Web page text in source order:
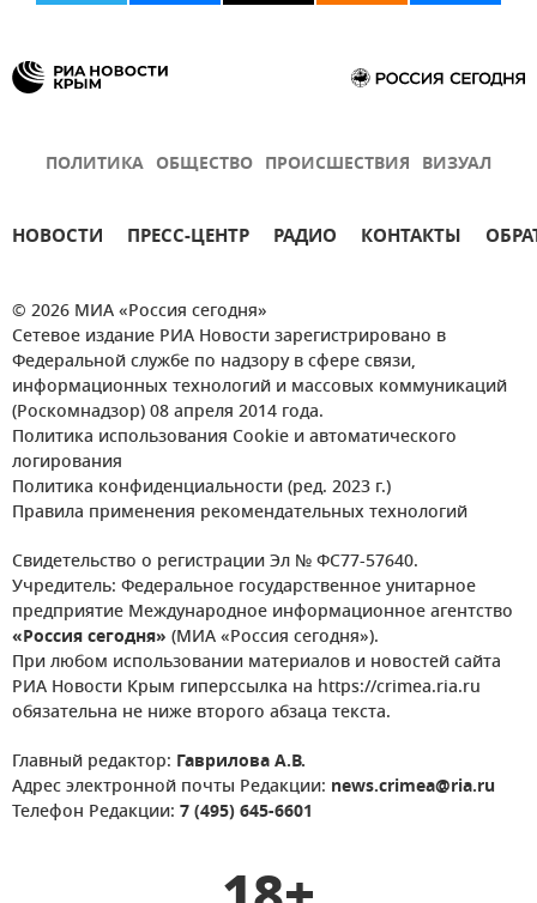
ПОЛИТИКА ОБЩЕСТВО ПРОИСШЕСТВИЯ ВИЗУАЛ
НОВОСТИ ПРЕСС-ЦЕНТР РАДИО КОНТАКТЫ
© 2026 МИА «Россия сегодня»
Сетевое издание РИА Новости зарегистрировано в
Федеральной службе по надзору в сфере связи,
информационных технологий и массовых коммуникаций
(Роскомнадзор) 08 апреля 2014 года.
Политика использования Cookie и автоматического
логирования
Политика конфиденциальности (ред. 2023 г.)
Правила применения рекомендательных технологий
Свидетельство о регистрации Эл № ФС77-57640.
Учредитель: Федеральное государственное унитарное
предприятие Международное информационное агентство
«Россия сегодня» (МИА «Россия сегодня»).
При любом использовании материалов и новостей сайта
РИА Новости Крым гиперссылка на https://crimea.ria.ru
обязательна не ниже второго абзаца текста.
Главный редактор: Гаврилова А.В.
Адрес электронной почты Редакции: news.crimea@ria.ru
Телефон Редакции: 7 (495) 645-6601